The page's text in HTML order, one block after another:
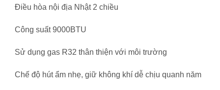
Điều hòa nội địa Nhật 2 chiều
Công suất 9000BTU
Sử dụng gas R32 thân thiện với môi trường
Chế độ hút ẩm nhẹ, giữ không khí dễ chịu quanh năm